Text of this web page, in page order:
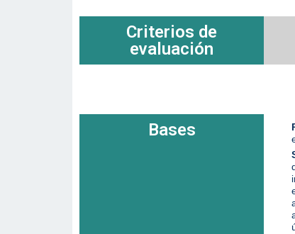
Criterios de
evaluación
Bases